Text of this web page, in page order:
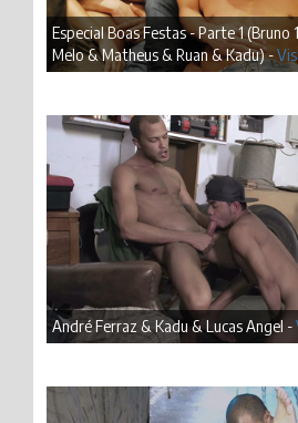
Especial Boas Festas - Parte 1 (Bruno
Melo & Matheus & Ruan & Kadu) -
André Ferraz & Kadu & Lucas Angel -